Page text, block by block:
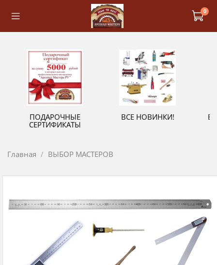
0
ПОДАРОЧНЫЕ
СЕРТИФИКАТЫ
ВСЕ НОВИНКИ!
Главная ВЫБОР МАСТЕРОВ